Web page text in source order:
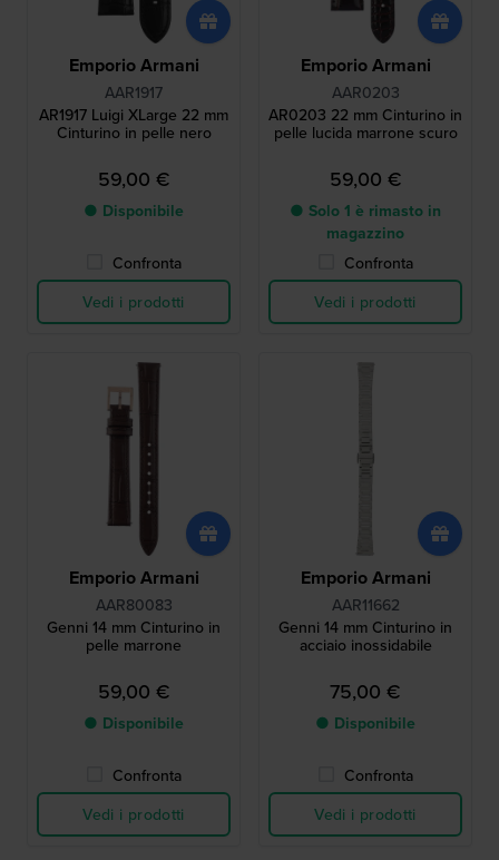
Emporio Armani
AAR1917
AR1917 Luigi XLarge 22 mm
Cinturino in pelle nero
59,00 €
● Disponibile
Confronta
Vedi i prodotti
Emporio Armani
AAR0203
AR0203 22 mm Cinturino in
pelle lucida marrone scuro
59,00 €
● Solo 1 è rimasto in
magazzino
Confronta
Vedi i prodotti
Emporio Armani
AAR80083
Genni 14 mm Cinturino in
pelle marrone
59,00 €
● Disponibile
Confronta
Vedi i prodotti
Emporio Armani
AAR11662
Genni 14 mm Cinturino in
acciaio inossidabile
75,00 €
● Disponibile
Confronta
Vedi i prodotti